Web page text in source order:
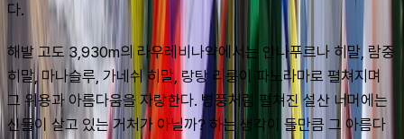
다.
해발 고도 3,930m의 라우레비나약에서는 안나푸르나 히말, 람중
히말, 마나슬루, 가네쉬 히말, 랑탕 리룽이 파노라마로 펼쳐지며
그 위용과 아름다움을 자랑한다. 병풍처럼 펼쳐진 설산 너머에는
신들이 살고 있는 거처가 아닐까? 하는 생각이 들만큼 그 아름다